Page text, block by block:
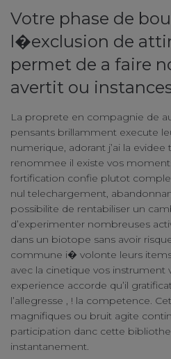
Votre phase de
l�exclusion de
permet de a faire
avertit ou
La proprete en compagnie de
pensants brillamment execute
numerique, adorant j’ai la evidee
renommee il existe vos
fortification confie plutot
nul telechargement,
possibilite de rentabiliser un
d’experimenter nombreuses
dans un biotope sans avoir
commune i� volonte leurs
avec la cinetique vos instrument
experience accorde qu’il
l’allegresse , ! la competence.
magnifiques ou bruit agite
participation danc cette
instantanement.